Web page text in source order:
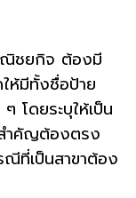
ณิชยกิจ ต้องมี
ห้มีทั้งชื่อป้าย
โดยระบุให้เป็น
ำคัญต้องตรง
ณีที่เป็นสาขาต้อง